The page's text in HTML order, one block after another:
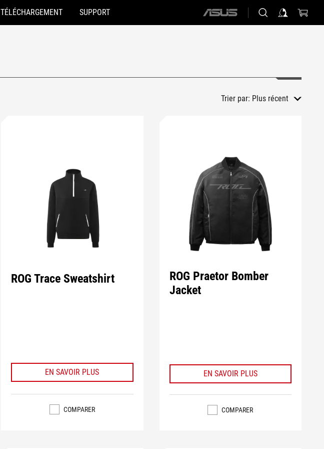
TÉLÉCHARGEMENT SUPPORT
ASUS
Trier par: Plus récent
ROG Trace Sweatshirt
EN SAVOIR PLUS
COMPARER
ROG Praetor Bomber
Jacket
EN SAVOIR PLUS
COMPARER